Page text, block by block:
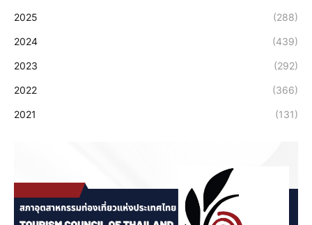
2025 (288)
2024 (439)
2023 (292)
2022 (366)
2021 (131)